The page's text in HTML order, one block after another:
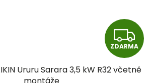
Z
D
A
ZDARMA
Ururu Sarara 3,5 kW R32 včetně
montáže